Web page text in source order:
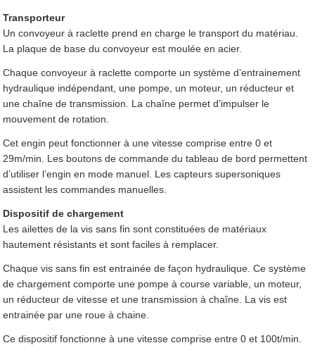
Transporteur
Un convoyeur à raclette prend en charge le transport du matériau.
La plaque de base du convoyeur est moulée en acier.
Chaque convoyeur à raclette comporte un système d’entrainement
hydraulique indépendant, une pompe, un moteur, un réducteur et
une chaîne de transmission. La chaîne permet d’impulser le
mouvement de rotation.
Cet engin peut fonctionner à une vitesse comprise entre 0 et
29m/min. Les boutons de commande du tableau de bord permettent
d’utiliser l’engin en mode manuel. Les capteurs supersoniques
assistent les commandes manuelles.
Dispositif de chargement
Les ailettes de la vis sans fin sont constituées de matériaux
hautement résistants et sont faciles à remplacer.
Chaque vis sans fin est entrainée de façon hydraulique. Ce système
de chargement comporte une pompe à course variable, un moteur,
un réducteur de vitesse et une transmission à chaîne. La vis est
entrainée par une roue à chaine.
Ce dispositif fonctionne à une vitesse comprise entre 0 et 100t/min.